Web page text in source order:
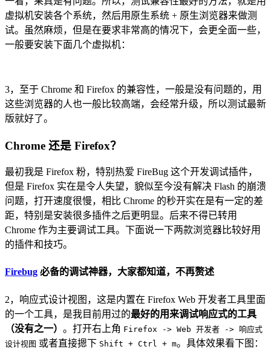
虚拟机安装各个系统，然后用原生系统 + 原生浏览器来做测
试。虽然麻烦，但是在要求非常高的情况下，会更全面一些，
一般要安装下面几个虚拟机：
3，至于 Chrome 和 Firefox 的兼容性，一般是没有问题的，用
这些浏览器的人也一般比较高端，会经常升级，所以测试最新
版就好了。
Chrome 还是 Firefox？
最初我是 Firefox 粉，特别热爱 FireBug 这个开发调试插件，
但是 Firefox 实在是令人失望，貌似至今没有解决 Flash 的崩溃
问题，打开速度很慢，相比 Chrome 的秒开实在是有一定的差
距，特别是安装很多插件之后更明显。后来不得已转用
Chrome 作为主要调试工具。下面说一下两款浏览器比较好用
的插件和技巧。
Firebug 必备的调试神器，大家都知道，不再赘述
2，响应式设计视图，这是内置在 Firefox Web 开发者工具里面
的一个工具，是我目前用过的最好的用来调试响应式的工具
（没有之一） 。打开右上角 Firefox -> Web 开发者 -> 响应式
设计视图 或者直接摁下 Shift + Ctrl + m。具体效果看下图：